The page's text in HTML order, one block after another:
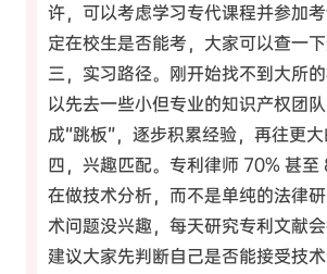
许，可以考虑学习专代课程并参加
定在校生是否能考，大家可以查一
三，实习路径。刚开始找不到大所
以先去一些小但专业的知识产权团
成“跳板”，逐步积累经验，再往更
四，兴趣匹配。专利律师 70% 甚至
在做技术分析，而不是单纯的法律
术问题没兴趣，每天研究专利文献会
建议大家先判断自己是否能接受技